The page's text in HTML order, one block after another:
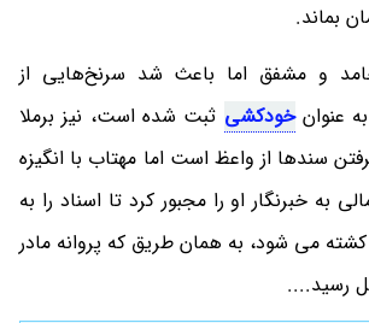
بماند.
حامد و مشفق اما باعث شد سرنخ‌هایی از
عنوانخودکشی ثبت شده است، نیز برملا
سندها از واعظ است اما مهتاب با انگیزه
به خبرنگار او را مجبور کرد تا اسناد را به
می شود، به همان طریق که پروانه مادر
رسید....